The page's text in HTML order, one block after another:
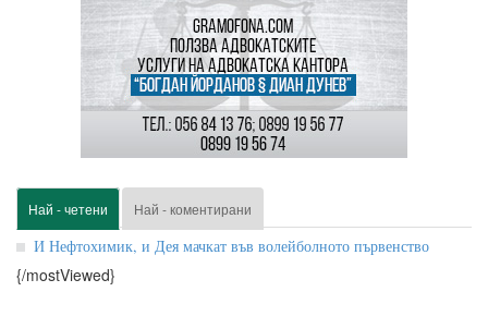
Най - четени Най - коментирани
И Нефтохимик, и Дея мачкат във волейболното първенство
{/mostViewed}